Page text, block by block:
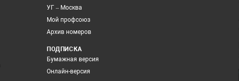
УГ – Москва
Мой профсоюз
Архив номеров
ПОДПИСКА
Бумажная версия
Онлайн-версия